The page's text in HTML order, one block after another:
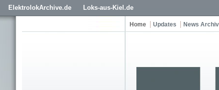
ElektrolokArchive.de Loks-aus-Kiel.de
Home Updates News Archiv